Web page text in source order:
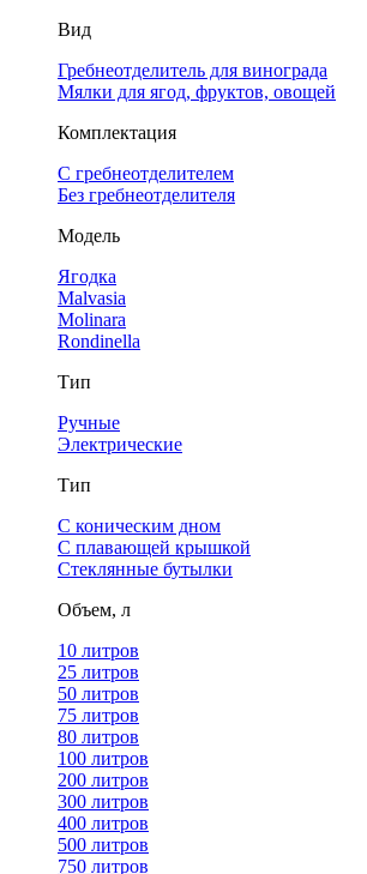
Вид
Гребнеотделитель для винограда
Мялки для ягод, фруктов, овощей
Комплектация
С гребнеотделителем
Без гребнеотделителя
Модель
Ягодка
Malvasia
Molinara
Rondinella
Тип
Ручные
Электрические
Тип
С коническим дном
С плавающей крышкой
Стеклянные бутылки
Объем, л
10 литров
25 литров
50 литров
75 литров
80 литров
100 литров
200 литров
300 литров
400 литров
500 литров
750 литров